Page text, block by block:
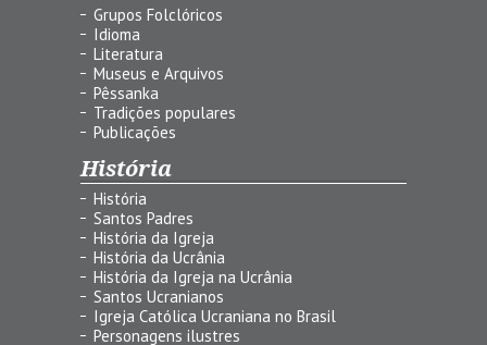
Grupos Folclóricos
Idioma
Literatura
Museus e Arquivos
Pêssanka
Tradições populares
Publicações
História
História
Santos Padres
História da Igreja
História da Ucrânia
História da Igreja na Ucrânia
Santos Ucranianos
Igreja Católica Ucraniana no Brasil
Personagens ilustres